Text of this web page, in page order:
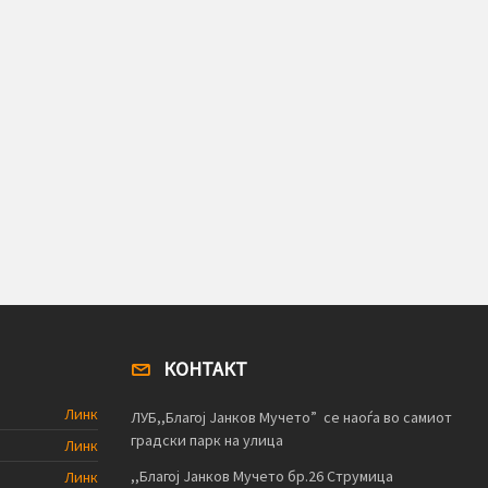
Линк
Линк
Линк
КОНТАКТ
ЛУБ,,Благој Јанков Мучето” се наоѓа во самиот
градски парк на улица
,,Благој Јанков Мучето бр.26 Струмица